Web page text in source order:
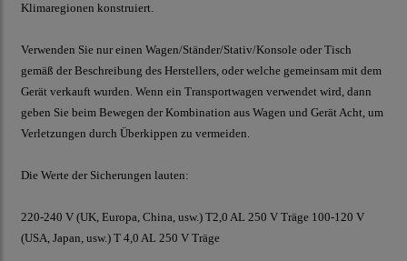
Klimaregionen konstruiert.
Verwenden Sie nur einen Wagen/Ständer/Stativ/Konsole oder Tisch
gemäß der Beschreibung des Herstellers, oder welche gemeinsam mit dem
Gerät verkauft wurden. Wenn ein Transportwagen verwendet wird, dann
geben Sie beim Bewegen der Kombination aus Wagen und Gerät Acht, um
Verletzungen durch Überkippen zu vermeiden.
Die Werte der Sicherungen lauten:
220-240 V (UK, Europa, China, usw.) T2,0 AL 250 V Träge 100-120 V
(USA, Japan, usw.) T 4,0 AL 250 V Träge